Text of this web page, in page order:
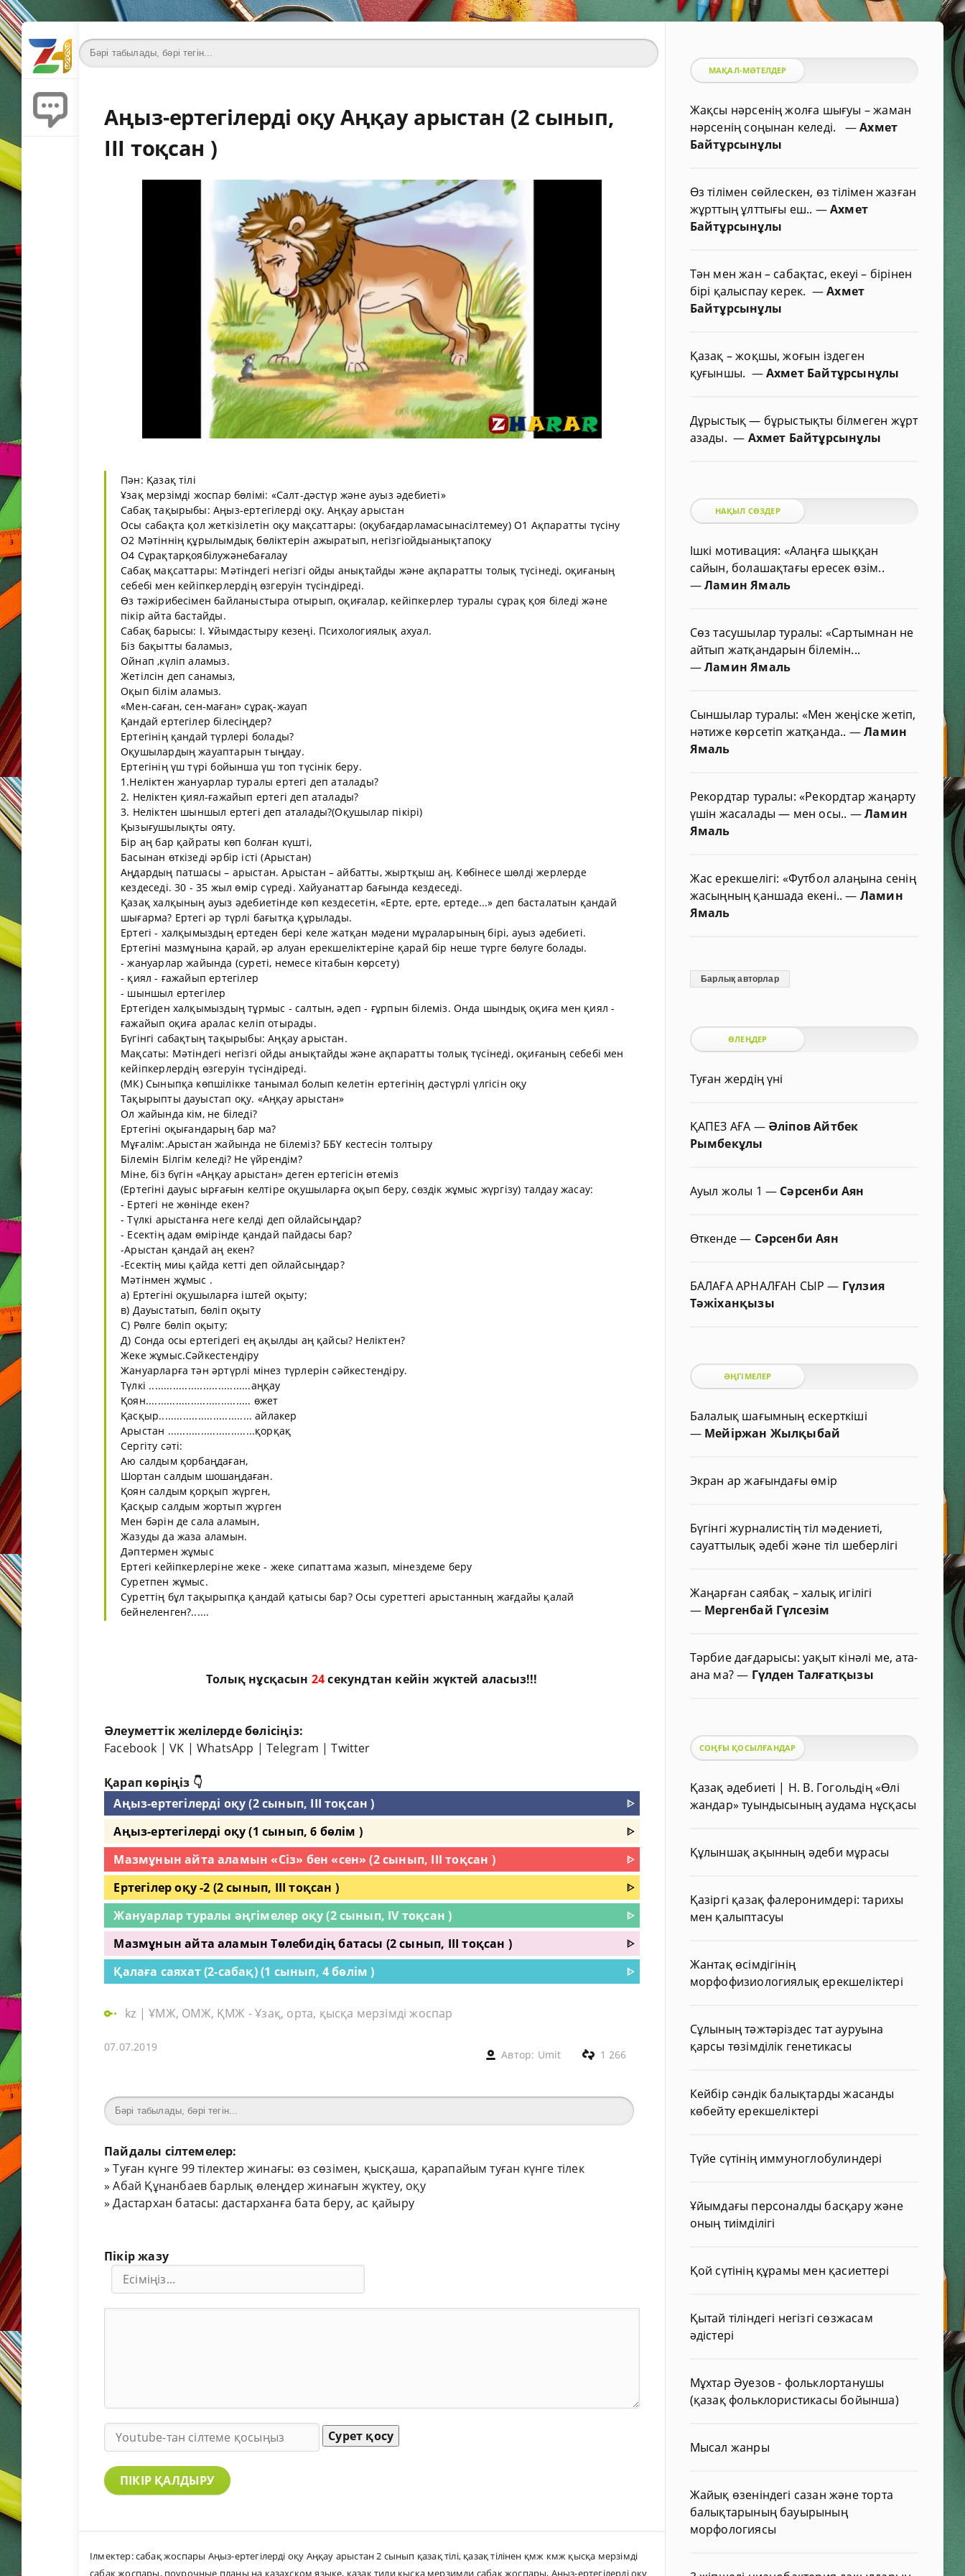
Аңыз-ертегілерді оқу Аңқау арыстан (2 сынып,
III тоқсан )
Пән: Қазақ тілі
Ұзақ мерзімді жоспар бөлімі: «Салт-дәстүр және ауыз әдебиеті»
Сабақ тақырыбы: Аңыз-ертегілерді оқу. Аңқау арыстан
Осы сабақта қол жеткізілетін оқу мақсаттары: (оқубағдарламасынасілтемеу) О1 Ақпаратты түсіну
О2 Мәтіннің құрылымдық бөліктерін ажыратып, негізгіойдыанықтапоқу
О4 Сұрақтарқоябілужәнебағалау
Сабақ мақсаттары: Мәтіндегі негізгі ойды анықтайды және ақпаратты толық түсінеді, оқиғаның
себебі мен кейіпкерлердің өзгеруін түсіндіреді.
Өз тәжірибесімен байланыстыра отырып, оқиғалар, кейіпкерлер туралы сұрақ қоя біледі және
пікір айта бастайды.
Сабақ барысы: І. Ұйымдастыру кезеңі. Психологиялық ахуал.
Біз бақытты баламыз,
Ойнап ,күліп аламыз.
Жетілсін деп санамыз,
Оқып білім аламыз.
«Мен-саған, сен-маған» сұрақ-жауап
Қандай ертегілер білесіңдер?
Ертегінің қандай түрлері болады?
Оқушылардың жауаптарын тыңдау.
Ертегінің үш түрі бойынша үш топ түсінік беру.
1.Неліктен жануарлар туралы ертегі деп аталады?
2. Неліктен қиял-ғажайып ертегі деп аталады?
3. Неліктен шыншыл ертегі деп аталады?(Оқушылар пікірі)
Қызығушылықты ояту.
Бір аң бар қайраты көп болған күшті,
Басынан өткізеді әрбір істі (Арыстан)
Аңдардың патшасы – арыстан. Арыстан – айбатты, жыртқыш аң. Көбінесе шөлді жерлерде
кездеседі. 30 - 35 жыл өмір сүреді. Хайуанаттар бағында кездеседі.
Қазақ халқының ауыз әдебиетінде көп кездесетін, «Ерте, ерте, ертеде...» деп басталатын қандай
шығарма? Ертегі әр түрлі бағытқа құрылады.
Ертегі - халқымыздың ертеден бері келе жатқан мәдени мұраларының бірі, ауыз әдебиеті.
Ертегіні мазмұнына қарай, әр алуан ерекшеліктеріне қарай бір неше түрге бөлуге болады.
- жануарлар жайында (суреті, немесе кітабын көрсету)
- қиял - ғажайып ертегілер
- шыншыл ертегілер
Ертегіден халқымыздың тұрмыс - салтын, әдеп - ғұрпын білеміз. Онда шындық оқиға мен қиял -
ғажайып оқиға аралас келіп отырады.
Бүгінгі сабақтың тақырыбы: Аңқау арыстан.
Мақсаты: Мәтіндегі негізгі ойды анықтайды және ақпаратты толық түсінеді, оқиғаның себебі мен
кейіпкерлердің өзгеруін түсіндіреді.
(МК) Сыныпқа көпшілікке танымал болып келетін ертегінің дәстүрлі үлгісін оқу
Тақырыпты дауыстап оқу. «Аңқау арыстан»
Ол жайында кім, не біледі?
Ертегіні оқығандарың бар ма?
Мұғалім:.Арыстан жайында не білеміз? ББҮ кестесін толтыру
Білемін Білгім келеді? Не үйрендім?
Міне, біз бүгін «Аңқау арыстан» деген ертегісін өтеміз
(Ертегіні дауыс ырғағын келтіре оқушыларға оқып беру, сөздік жұмыс жүргізу) талдау жасау:
- Ертегі не жөнінде екен?
- Түлкі арыстанға неге келді деп ойлайсыңдар?
- Есектің адам өмірінде қандай пайдасы бар?
-Арыстан қандай аң екен?
-Есектің миы қайда кетті деп ойлайсыңдар?
Мәтінмен жұмыс .
а) Ертегіні оқушыларға іштей оқыту;
в) Дауыстатып, бөліп оқыту
С) Рөлге бөліп оқыту;
Д) Сонда осы ертегідегі ең ақылды аң қайсы? Неліктен?
Жеке жұмыс.Сәйкестендіру
Жануарларға тән әртүрлі мінез түрлерін сәйкестендіру.
Түлкі ..................................аңқау
Қоян................................... өжет
Қасқыр............................... айлакер
Арыстан .............................қорқақ
Сергіту сәті:
Аю салдым қорбаңдаған,
Шортан салдым шошаңдаған.
Қоян салдым қорқып жүрген,
Қасқыр салдым жортып жүрген
Мен бәрін де сала аламын,
Жазуды да жаза аламын.
Дәптермен жұмыс
Ертегі кейіпкерлеріне жеке - жеке сипаттама жазып, мінездеме беру
Суретпен жұмыс.
Суреттің бұл тақырыпқа қандай қатысы бар? Осы суреттегі арыстанның жағдайы қалай
бейнеленген?......
Толық нұсқасын 23секундтан кейін жүктей аласыз!!!
Әлеуметтік желілерде бөлісіңіз:
Facebook |VK |WhatsApp |Telegram |Twitter
Қарап көріңіз 👇
Аңыз-ертегілерді оқу (2 сынып, III тоқсан )
ᐈ
Аңыз-ертегілерді оқу (1 сынып, 6 бөлім )
ᐈ
Мазмұнын айта аламын «Cіз» бен «сен» (2 сынып, III тоқсан )
ᐈ
Ертегілер оқу -2 (2 сынып, III тоқсан )
ᐈ
Жануарлар туралы әңгімелер оқу (2 сынып, IV тоқсан )
ᐈ
Мазмұнын айта аламын Төлебидің батасы (2 сынып, III тоқсан )
ᐈ
Қалаға саяхат (2-сабақ) (1 сынып, 4 бөлім )
ᐈ
kz |ҰМЖ, ОМЖ, ҚМЖ - Ұзақ, орта, қысқа мерзімді жоспар
07.07.2019
Автор: Umit 1 266
Пайдалы сілтемелер:
»Туған күнге 99 тілектер жинағы: өз сөзімен, қысқаша, қарапайым туған күнге тілек
»Абай Құнанбаев барлық өлеңдер жинағын жүктеу, оқу
»Дастархан батасы: дастарханға бата беру, ас қайыру
Пікір жазу
Сурет қосу
ПІКІР ҚАЛДЫРУ
Ілмектер:сабақ жоспары Аңыз-ертегілерді оқу Аңқау арыстан 2 сынып қазақ тілі, қазақ тілінен қмж кмж қысқа мерзімді
сабақ жоспары, поурочные планы на казахском языке, казак тили кыска мерзимди сабак жоспары, Аңыз-ертегілерді оқу
МАҚАЛ-МӘТЕЛДЕР
Жақсы нәрсенің жолға шығуы – жаман
нәрсенің соңынан келеді. —Ахмет
Байтұрсынұлы
Өз тілімен сөйлескен, өз тілімен жазған
жұрттың ұлттығы еш.. —Ахмет
Байтұрсынұлы
Тән мен жан – сабақтас, екеуі – бірінен
бірі қалыспау керек. —Ахмет
Байтұрсынұлы
Қазақ – жоқшы, жоғын іздеген
қуғыншы. —Ахмет Байтұрсынұлы
Дұрыстық — бұрыстықты білмеген жұрт
азады.— Ахмет Байтұрсынұлы
НАҚЫЛ СӨЗДЕР
Ішкі мотивация: «Алаңға шыққан
сайын, болашақтағы ересек өзім..
—Ламин Ямаль
Сөз тасушылар туралы: «Сартымнан не
айтып жатқандарын білемін...
—Ламин Ямаль
Сыншылар туралы: «Мен жеңіске жетіп,
нәтиже көрсетіп жатқанда.. —Ламин
Ямаль
Рекордтар туралы: «Рекордтар жаңарту
үшін жасалады — мен осы.. —Ламин
Ямаль
Жас ерекшелігі: «Футбол алаңына сенің
жасыңның қаншада екені..— Ламин
Ямаль
Барлық авторлар
ӨЛЕҢДЕР
Туған жердің үні
ҚАПЕЗ АҒА — Әліпов Айтбек
Рымбекұлы
Ауыл жолы 1 — Сәрсенби Аян
Өткенде— Сәрсенби Аян
БАЛАҒА АРНАЛҒАН СЫР— Гүлзия
Тәжіханқызы
ӘҢГІМЕЛЕР
Балалық шағымның ескерткіші
— Мейіржан Жылқыбай
Экран ар жағындағы өмір
Бүгінгі журналистің тіл мәдениеті,
сауаттылық әдебі және тіл шеберлігі
Жаңарған саябақ – халық игілігі
— Мергенбай Гүлсезім
Тәрбие дағдарысы: уақыт кінәлі ме, ата-
ана ма?— Гүлден Талғатқызы
СОҢҒЫ ҚОСЫЛҒАНДАР
Қазақ әдебиеті | Н. В. Гогольдің «Өлі
жандар» туындысының аудама нұсқасы
Құлыншақ ақынның әдеби мұрасы
Қазіргі қазақ фалеронимдері: тарихы
мен қалыптасуы
Жантақ өсімдігінің
морфофизиологиялық ерекшеліктері
Сұлының тәжтәріздес тат ауруына
қарсы төзімділік генетикасы
Кейбір сәндік балықтарды жасанды
көбейту ерекшеліктері
Түйе сүтінің иммуноглобулиндері
Ұйымдағы персоналды басқару және
оның тиімділігі
Қой сүтінің құрамы мен қасиеттері
Қытай тіліндегі негізгі сөзжасам
әдістері
Мұхтар Әуезов - фольклортанушы
(қазақ фольклористикасы бойынша)
Мысал жанры
Жайық өзеніндегі сазан және торта
балықтарының бауырының
морфологиясы